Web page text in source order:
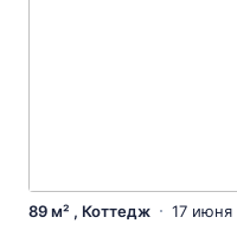
89 м² , Коттедж 17 июня